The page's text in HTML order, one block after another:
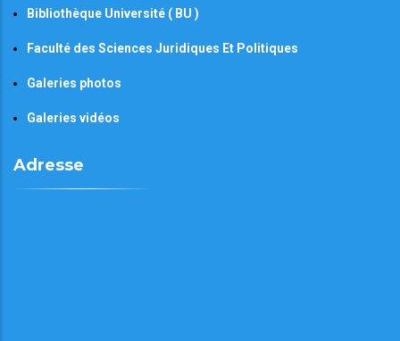
Bibliothèque Université ( BU )
Faculté des Sciences Juridiques Et Politiques
Galeries photos
Galeries vidéos
Adresse